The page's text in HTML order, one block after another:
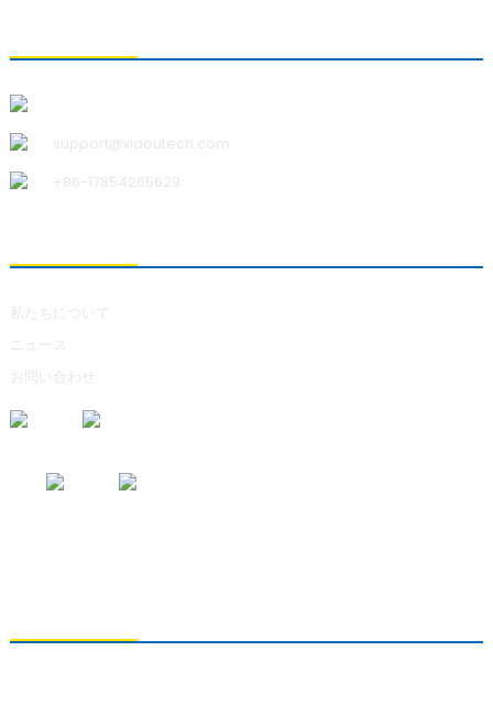
support@xiaoutech.com
+86-17854265629
私たちについて
ニュース
お問い合わせ